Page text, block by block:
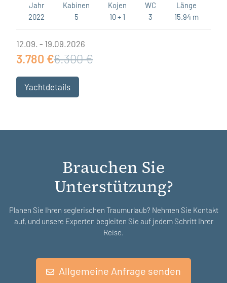
Jahr
2022
Kabinen
5
Kojen
10 + 1
WC
3
Länge
15.94 m
12.09. - 19.09.2026
3.780 €6.300 €
Yachtdetails
Brauchen Sie
Unterstützung?
Planen Sie Ihren seglerischen Traumurlaub? Nehmen Sie Kontakt
auf, und unsere Experten begleiten Sie auf jedem Schritt Ihrer
Reise.
Allgemeine Anfrage senden